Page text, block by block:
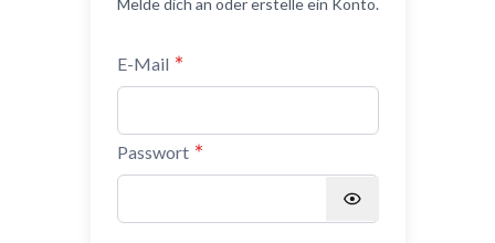
Melde dich an oder erstelle ein Konto.
E-Mail
Passwort